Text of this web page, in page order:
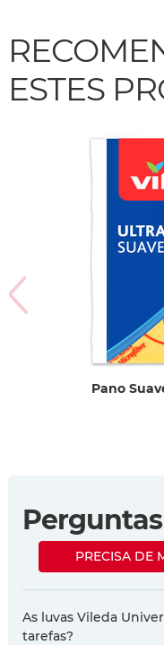
ESTES
Pano
PRECISA DE
As luvas Vileda
tarefas?